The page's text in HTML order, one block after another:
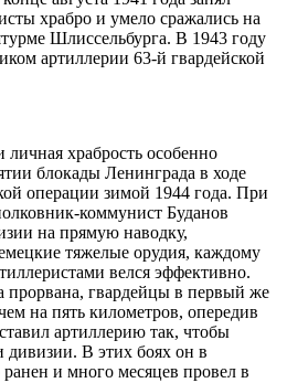
храбро и умело сражались на
Шлиссельбурга. В 1943 году
артиллерии 63-й гвар­дейской
личная храбрость особенно
блокады Ленинграда в ходе
операции зимой 1944 года. При
коммунист Буданов
на прямую наводку,
тяжелые орудия, каждому
велся эффективно.
гвардейцы в первый же
на пять километров, опередив
артиллерию так, чтобы
В этих боях он в
и много месяцев провел в